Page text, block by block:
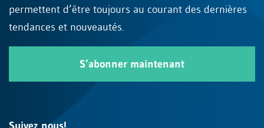
permettent d’être toujours au courant des dernières
tendances et nouveautés.
S’abonner maintenant